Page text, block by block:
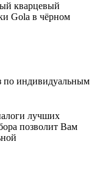
кварцевый
Gola в чёрном
по индивидуальным
лучших
позволит Вам